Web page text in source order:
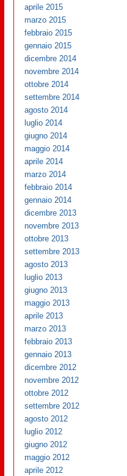
aprile 2015
marzo 2015
febbraio 2015
gennaio 2015
dicembre 2014
novembre 2014
ottobre 2014
settembre 2014
agosto 2014
luglio 2014
giugno 2014
maggio 2014
aprile 2014
marzo 2014
febbraio 2014
gennaio 2014
dicembre 2013
novembre 2013
ottobre 2013
settembre 2013
agosto 2013
luglio 2013
giugno 2013
maggio 2013
aprile 2013
marzo 2013
febbraio 2013
gennaio 2013
dicembre 2012
novembre 2012
ottobre 2012
settembre 2012
agosto 2012
luglio 2012
giugno 2012
maggio 2012
aprile 2012